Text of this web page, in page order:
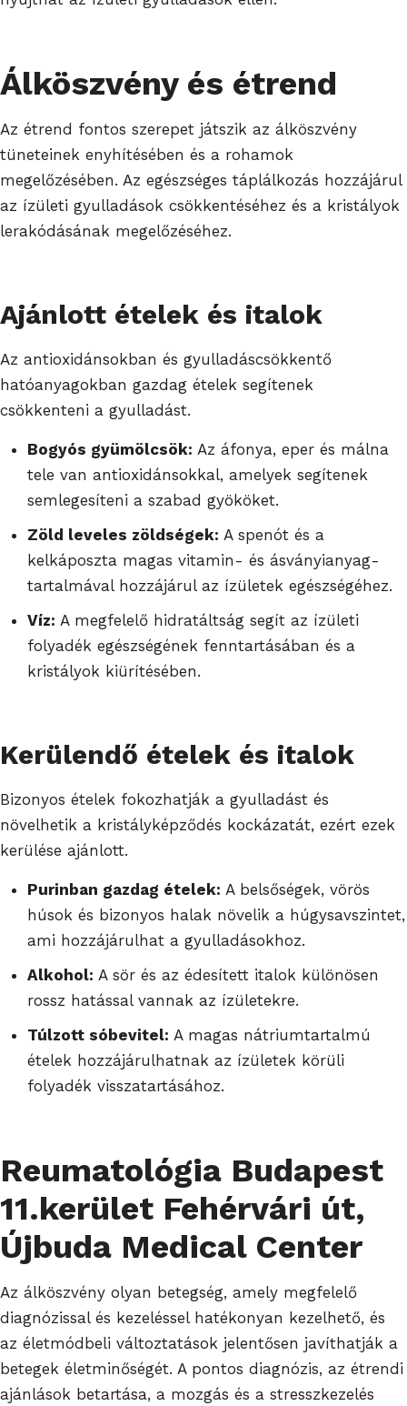
Álköszvény és étrend
Az étrend fontos szerepet játszik az álköszvény
tüneteinek enyhítésében és a rohamok
megelőzésében. Az egészséges táplálkozás hozzájárul
az ízületi gyulladások csökkentéséhez és a kristályok
lerakódásának megelőzéséhez.
Ajánlott ételek és italok
Az antioxidánsokban és gyulladáscsökkentő
hatóanyagokban gazdag ételek segítenek
csökkenteni a gyulladást.
Bogyós gyümölcsök: Az áfonya, eper és málna
tele van antioxidánsokkal, amelyek segítenek
semlegesíteni a szabad gyököket.
Zöld leveles zöldségek: A spenót és a
kelkáposzta magas vitamin- és ásványianyag-
tartalmával hozzájárul az ízületek egészségéhez.
Víz: A megfelelő hidratáltság segít az ízületi
folyadék egészségének fenntartásában és a
kristályok kiürítésében.
Kerülendő ételek és italok
Bizonyos ételek fokozhatják a gyulladást és
növelhetik a kristályképződés kockázatát, ezért ezek
kerülése ajánlott.
Purinban gazdag ételek: A belsőségek, vörös
húsok és bizonyos halak növelik a húgysavszintet,
ami hozzájárulhat a gyulladásokhoz.
Alkohol: A sör és az édesített italok különösen
rossz hatással vannak az ízületekre.
Túlzott sóbevitel: A magas nátriumtartalmú
ételek hozzájárulhatnak az ízületek körüli
folyadék visszatartásához.
Reumatológia Budapest
11.kerület Fehérvári út,
Újbuda Medical Center
Az álköszvény olyan betegség, amely megfelelő
diagnózissal és kezeléssel hatékonyan kezelhető, és
az életmódbeli változtatások jelentősen javíthatják a
betegek életminőségét. A pontos diagnózis, az étrendi
ajánlások betartása, a mozgás és a stresszkezelés